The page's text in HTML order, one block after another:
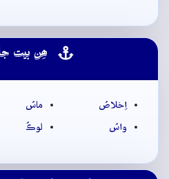
ھِن بيت جا
اِخلاصُ ماسُ
واسُ
لوڪُ